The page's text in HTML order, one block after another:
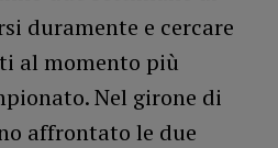
duramente e cercare
al momento più
Nel girone di
affrontato le due